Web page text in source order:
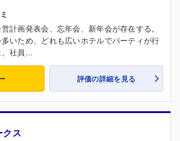
計画発表会、忘年会、新年会が存在する。
いため、どれも広いホテルでパーティが行
社員...
評価の詳細を見る
クス